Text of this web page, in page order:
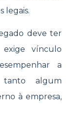
legais.
deve ter
vínculo
a
algum
à empresa,